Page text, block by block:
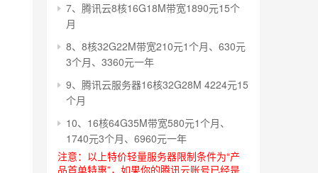
7、腾讯云8核16G18M带宽1890元15个
月
8、8核32G22M带宽210元1个月、630元
3个月、3360元一年
9、腾讯云服务器16核32G28M 4224元15
个月
10、16核64G35M带宽580元1个月、
1740元3个月、6960元一年
注意：以上特价轻量服务器限制条件为“产
品首单特惠”，如果你的腾讯云账号已经是